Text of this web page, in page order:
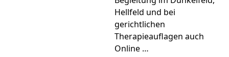
Hellfeld und bei
gerichtlichen
Therapieauflagen auch
Online …